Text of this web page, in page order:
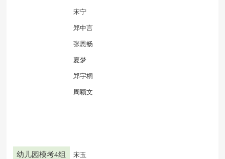
宋宁
郑中言
张恩畅
夏梦
郑宇桐
周颖文
幼儿园模考4组 宋玉